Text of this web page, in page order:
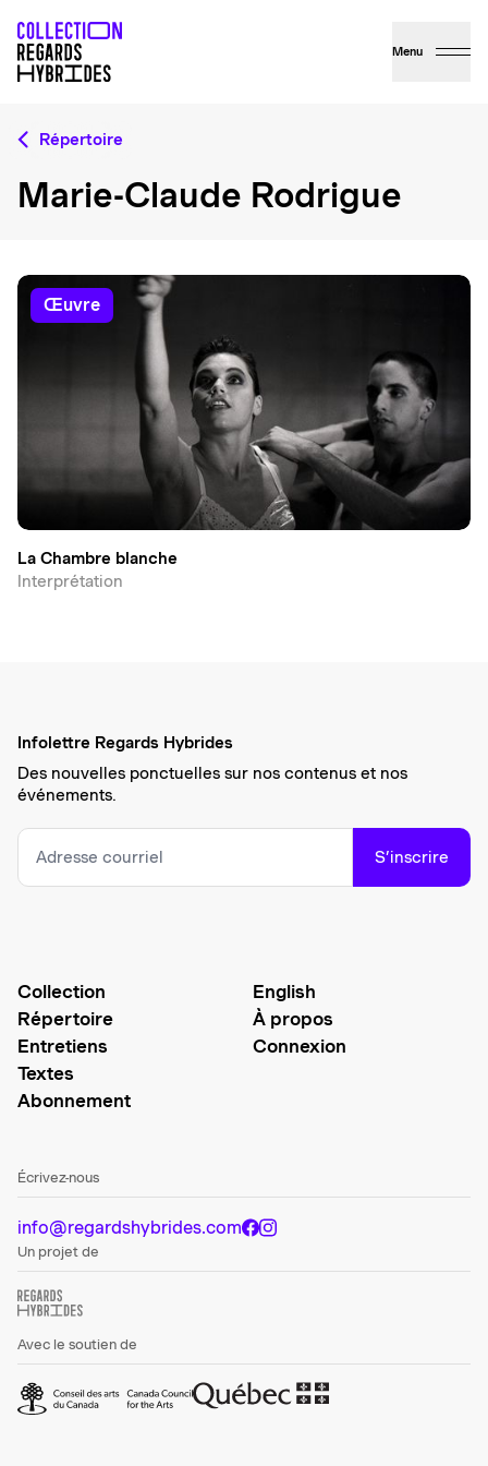
Menu
Répertoire
Marie-Claude Rodrigue
œuvre
La Chambre blanche
Interprétation
Infolettre Regards Hybrides
Des nouvelles ponctuelles sur nos contenus et nos
événements.
S’inscrire
Collection
Répertoire
Entretiens
Textes
Abonnement
English
À propos
Connexion
Écrivez-nous
info@regardshybrides.com
Un projet de
Avec le soutien de